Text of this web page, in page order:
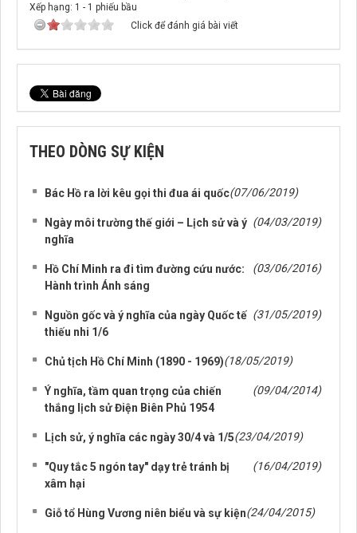
Xếp hạng: 1 - 1 phiếu bầu
Click để đánh giá bài viết
THEO DÒNG SỰ KIỆN
Bác Hồ ra lời kêu gọi thi đua ái quốc(07/06/2019)
Ngày môi trường thế giới – Lịch sử và ý
nghĩa
(04/03/2019)
Hồ Chí Minh ra đi tìm đường cứu nước:
Hành trình Ánh sáng
(03/06/2016)
Nguồn gốc và ý nghĩa của ngày Quốc tế
thiếu nhi 1/6
(31/05/2019)
Chủ tịch Hồ Chí Minh (1890 - 1969)(18/05/2019)
Ý nghĩa, tầm quan trọng của chiến
thắng lịch sử Điện Biên Phủ 1954
(09/04/2014)
Lịch sử, ý nghĩa các ngày 30/4 và 1/5(23/04/2019)
"Quy tắc 5 ngón tay" dạy trẻ tránh bị
xâm hại
(16/04/2019)
Giỗ tổ Hùng Vương niên biểu và sự kiện(24/04/2015)